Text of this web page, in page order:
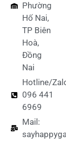
Phường
Hố Nai,
TP Biên
Hoà,
Đồng
Nai
Hotline/
096 441
6969
Mail: